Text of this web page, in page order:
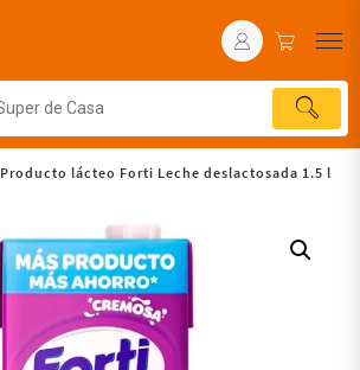
Producto lácteo Forti Leche deslactosada 1.5 l